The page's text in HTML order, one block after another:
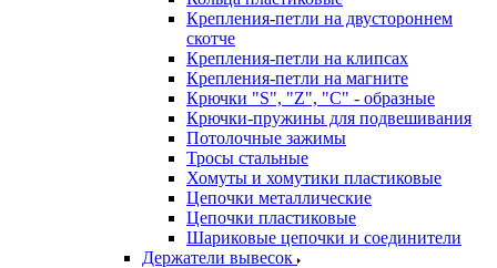
Крепления-петли на двустороннем
скотче
Крепления-петли на клипсах
Крепления-петли на магните
Крючки "S", "Z", "C" - образные
Крючки-пружины для подвешивания
Потолочные зажимы
Тросы стальные
Хомуты и хомутики пластиковые
Цепочки металлические
Цепочки пластиковые
Шариковые цепочки и соединители
Держатели вывесок